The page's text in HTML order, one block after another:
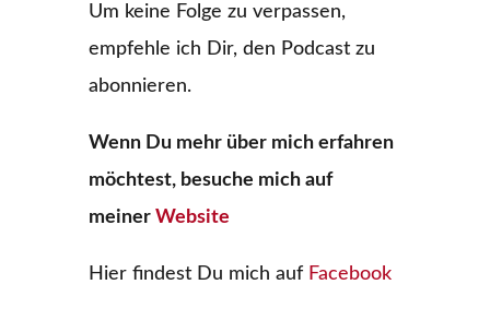
Um keine Folge zu verpassen,
empfehle ich Dir, den Podcast zu
abonnieren.
Wenn Du mehr über mich erfahren
möchtest, besuche mich auf
meiner Website
Hier findest Du mich auf Facebook